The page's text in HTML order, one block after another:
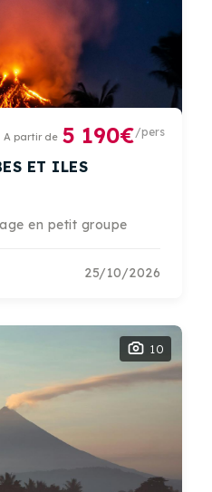
A partir de 5 190€/pers
ET ILES
en petit groupe
25/10/2026
10